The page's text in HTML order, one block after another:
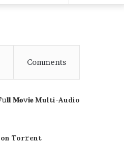
Comments
𝐌𝐨𝚟𝐢𝐞 Multi-Audio
Tor𝚛ent